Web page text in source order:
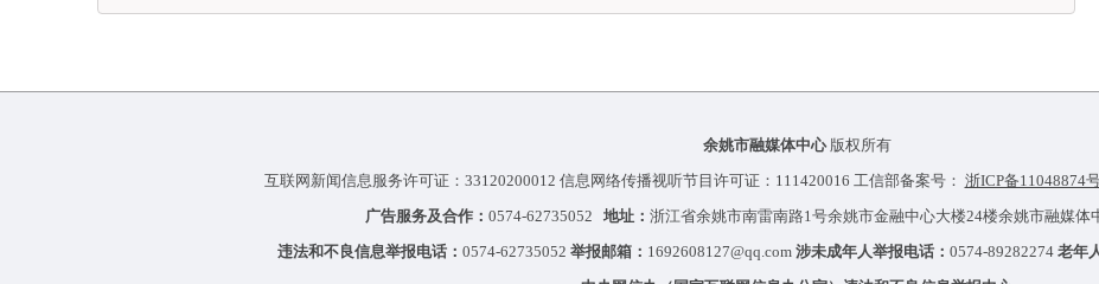
余姚市融媒体中心版权所有
互联网新闻信息服务许可证：33120200012 信息网络传播视听节目许可证：111420016 工信部备案号： 浙ICP备11048874
广告服务及合作： 0574-62735052 地址： 浙江省余姚市南雷南路1号余姚市金融中心大楼24楼余姚市融媒体
违法和不良信息举报电话： 0574-62735052 举报邮箱： 1692608127@qq.com 涉未成年人举报电话： 0574-89282274 老年